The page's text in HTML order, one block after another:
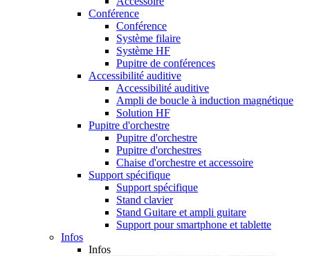
Conférence
Conférence
Système filaire
Système HF
Pupitre de conférences
Accessibilité auditive
Accessibilité auditive
Ampli de boucle à induction magnétique
Solution HF
Pupitre d'orchestre
Pupitre d'orchestre
Pupitre d'orchestres
Chaise d'orchestre et accessoire
Support spécifique
Support spécifique
Stand clavier
Stand Guitare et ampli guitare
Support pour smartphone et tablette
Infos
Infos